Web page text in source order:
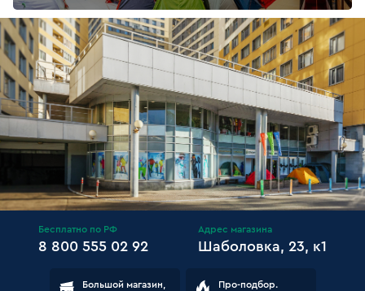
Бесплатно по РФ
8 800 555 02 92
Адрес магазина
Шаболовка, 23, к1
Большой магазин,
Про-подбор.